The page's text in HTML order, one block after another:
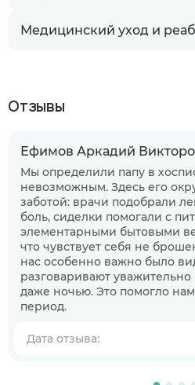
Медицинский уход и
Отзывы
Ефимов Аркадий
Мы определили папу в
невозможным. Здесь его
заботой: врачи подобрали
боль, сиделки помогали с
элементарными бытовыми
что чувствует себя не
нас особенно важно было
разговаривают
даже ночью. Это помогло
период.
Дата отзыва:
Когда планируете